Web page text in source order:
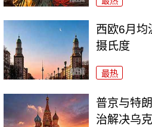
西欧6月均
摄氏度
最热
普京与特
治解决乌